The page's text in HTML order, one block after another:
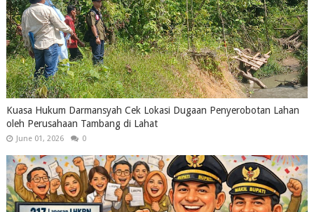
Kuasa Hukum Darmansyah Cek Lokasi Dugaan Penyerobotan Lahan
oleh Perusahaan Tambang di Lahat
June 01, 2026 0